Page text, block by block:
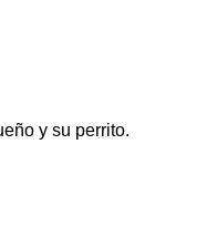
y su perrito.